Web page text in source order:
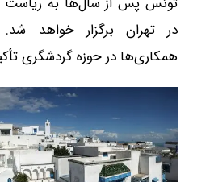
در تهران برگزار خواهد
همکاری‌ها در حوزه گردشگری